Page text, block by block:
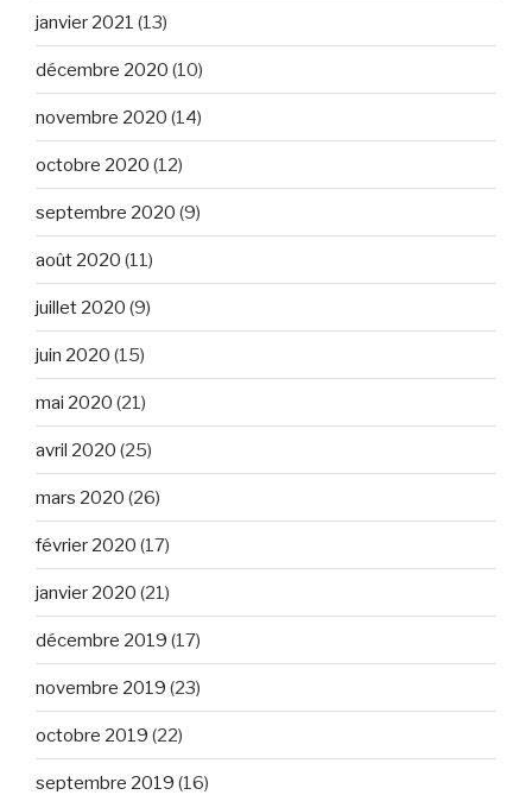
janvier 2021 (13)
décembre 2020 (10)
novembre 2020 (14)
octobre 2020 (12)
septembre 2020 (9)
août 2020 (11)
juillet 2020 (9)
juin 2020 (15)
mai 2020 (21)
avril 2020 (25)
mars 2020 (26)
février 2020 (17)
janvier 2020 (21)
décembre 2019 (17)
novembre 2019 (23)
octobre 2019 (22)
septembre 2019 (16)